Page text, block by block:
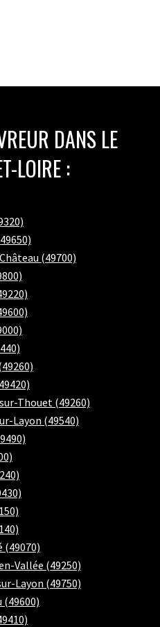
DANS LE
LOIRE :
(49700)
Thouet (49260)
Layon (49540)
(49070)
Vallée (49250)
Layon (49750)
(49600)